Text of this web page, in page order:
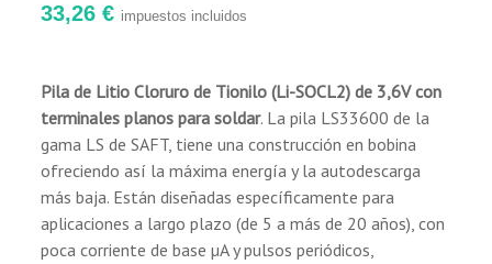
(1 reseñas)
33,26 € impuestos incluidos
Pila de Litio Cloruro de Tionilo (Li-SOCL2) de 3,6V con
terminales planos para soldar. La pila LS33600 de la
gama LS de SAFT, tiene una construcción en bobina
ofreciendo así la máxima energía y la autodescarga
más baja. Están diseñadas específicamente para
aplicaciones a largo plazo (de 5 a más de 20 años), con
poca corriente de base µA y pulsos periódicos,